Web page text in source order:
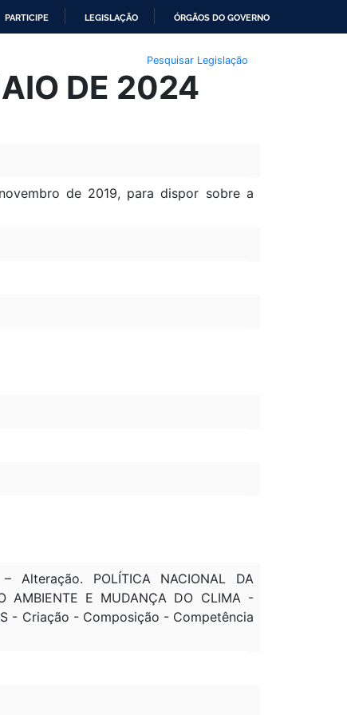
PARTICIPE LEGISLAÇÃO ÓRGÃOS DO GOVERNO
Pesquisar Legislação
DE 2024
de 2019, para dispor sobre a
Alteração. POLÍTICA NACIONAL DA
AMBIENTE E MUDANÇA DO CLIMA -
- Criação - Composição - Competência